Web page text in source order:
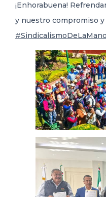
¡Enhorabuena!
y nuestro compromiso